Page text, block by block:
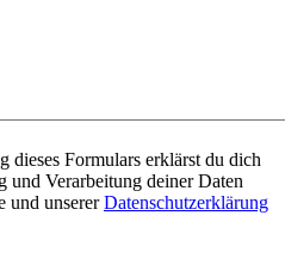
dieses Formulars erklärst du dich
und Verarbeitung deiner Daten
und unsererDatenschutzerklärung